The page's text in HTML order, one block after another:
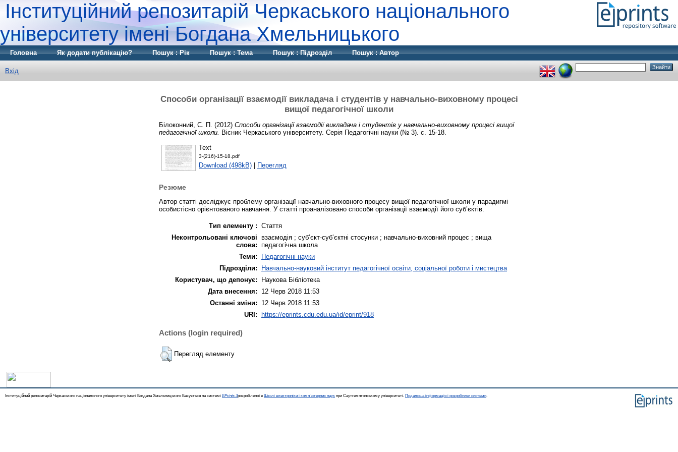
Інституційний репозитарій Черкаського національного
університету імені Богдана Хмельницького
Головна Як додати публікацію? Пошук : Рік Пошук : Тема Пошук : Підрозділ Пошук : Автор
Вхід
Способи організації взаємодії викладача і студентів у навчально-виховному процесі
вищої педагогічної школи
Білоконний, С. П. (2012) Способи організації взаємодії викладача і студентів у навчально-виховному процесі вищої
педагогічної школи. Вісник Черкаського університету. Серія Педагогічні науки (№ 3). с. 15-18.
Text
3-(216)-15-18.pdf
Download (498kB) Перегляд
Резюме
Автор статті досліджує проблему організації навчально-виховного процесу вищої педагогічної школи у парадигмі
особистісно орієнтованого навчання. У статті проаналізовано способи організації взаємодії його суб’єктів.
Тип елементу : Стаття
Неконтрольовані ключові
слова:
взаємодія ; суб’єкт-суб’єктні стосунки ; навчально-виховний процес ; вища
педагогічна школа
Теми:
Педагогічні науки
Підрозділи:
Навчально-науковий інститут педагогічної освіти, соціальної роботи і мистецтва
Користувач, що депонує:
Наукова Бібліотека
Дата внесення:
12 Черв 2018 11:53
Останні зміни:
12 Черв 2018 11:53
URI: https://eprints.cdu.edu.ua/id/eprint/918
Actions (login required)
Перегляд елементу
Інституційний репозитарій Черкаського національного університету імені Богдана Хмельницького Базується на системі EPrints 3розробленої в Школі електроніки і комп'ютерних наук при Саутгемптонському університеті. Подальша інформація і розробники системи